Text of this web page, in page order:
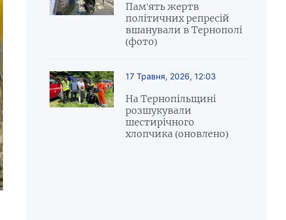
Пам'ять жертв
політичних репресій
вшанували в Тернополі
(фото)
17 Травня, 2026, 12:03
На Тернопільщині
розшукували
шестирічного
хлопчика (оновлено)